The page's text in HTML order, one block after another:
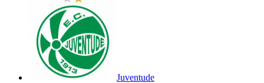
Juventude